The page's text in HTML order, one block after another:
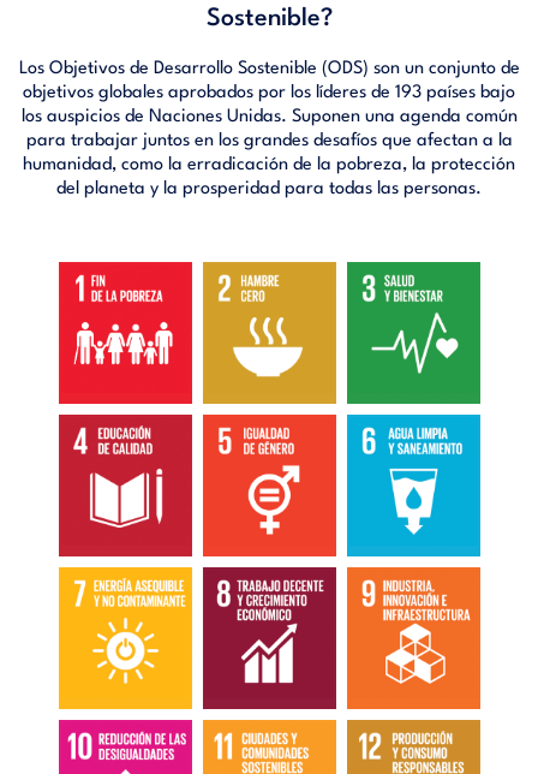
Sostenible?
Los Objetivos de Desarrollo Sostenible (ODS) son un conjunto de
objetivos globales aprobados por los líderes de 193 países bajo
los auspicios de Naciones Unidas. Suponen una agenda común
para trabajar juntos en los grandes desafíos que afectan a la
humanidad, como la erradicación de la pobreza, la protección
del planeta y la prosperidad para todas las personas.